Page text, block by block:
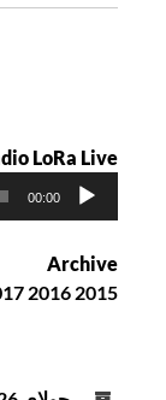
ت
LoRa Live
ک
ن
00:00
Archive
2015
2016